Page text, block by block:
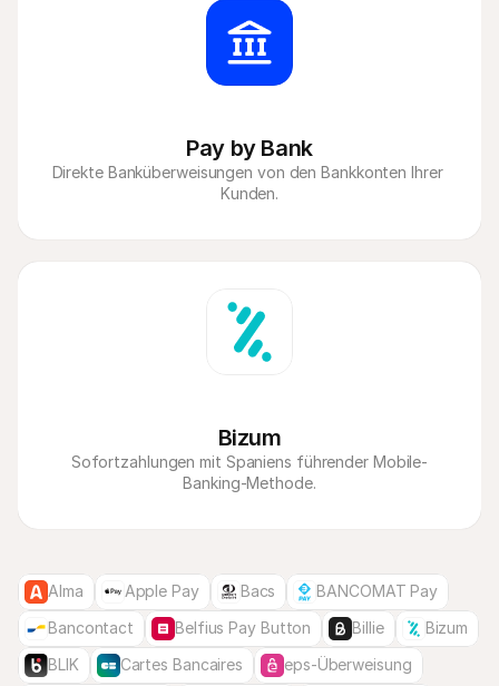
Pay by Bank
Direkte Banküberweisungen von den Bankkonten Ihrer
Bizum
Sofortzahlungen mit Spaniens führender Mobile-
Banking-Methode.
Alma Apple Pay Bacs
BANCOMAT Pay
Bancontact
Belfius Pay Button Billie
Bizum
BLIK
Cartes Bancaires
eps-Überweisung